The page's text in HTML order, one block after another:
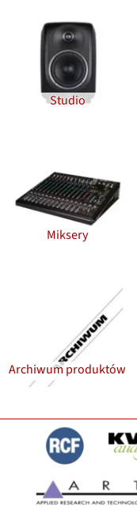
Studio
Miksery
Archiwum produktów